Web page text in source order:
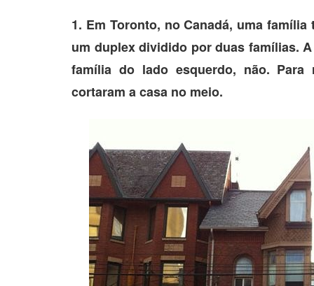
1. Em Toronto, no Canadá, uma
um duplex dividido por duas famílias.
família do lado esquerdo, não. Para
cortaram a casa no meio.